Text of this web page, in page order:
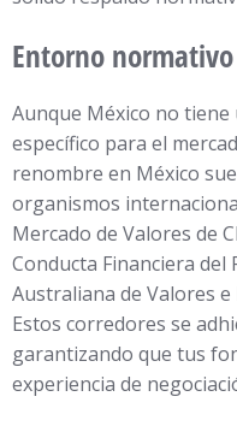
Entorno
Aunque México no
específico para el
renombre en México
organismos
Mercado de Valores de
Conducta Financiera del
Australiana de Valores e
Estos corredores se
garantizando que tus
experiencia de